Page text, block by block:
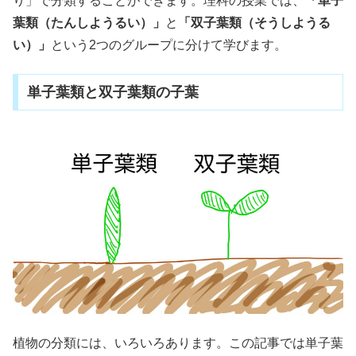
葉類（たんしようるい）」
と
「双子葉類（そうしようる
い）」
という2つのグループに分けて学びます。
単子葉類と双子葉類の子葉
植物の分類には、いろいろあります。この記事では単子葉